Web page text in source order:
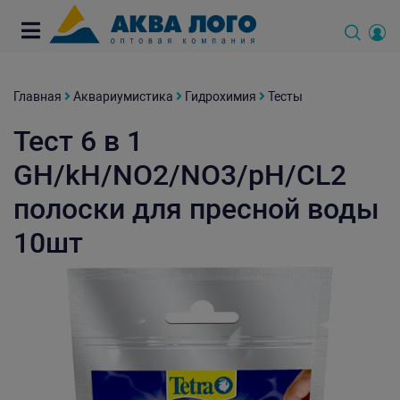
Главная Аквариумистика Гидрохимия Тесты
Тест 6 в 1
GH/kH/NO2/NO3/pH/CL2
полоски для пресной воды
10шт